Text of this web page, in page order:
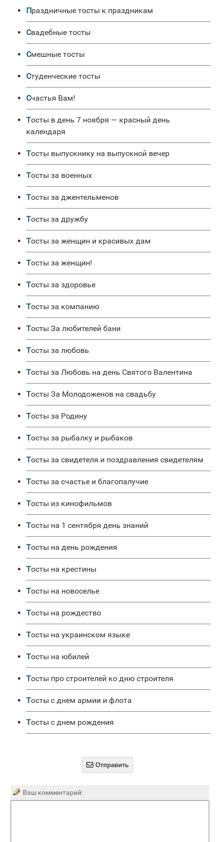
Праздничные тосты к праздникам
Свадебные тосты
Смешные тосты
Студенческие тосты
Счастья Вам!
Тосты в день 7 ноября — красный день
календаря
Тосты выпускнику на выпускной вечер
Тосты за военных
Тосты за джентельменов
Тосты за дружбу
Тосты за женщин и красивых дам
Тосты за женщин!
Тосты за здоровье
Тосты за компанию
Тосты За любителей бани
Тосты за любовь
Тосты за Любовь на день Святого Валентина
Тосты За Молодоженов на свадьбу
Тосты за Родину
Тосты за рыбалку и рыбаков
Тосты за свидетеля и поздравления свидетелям
Тосты за счастье и благопалучие
Тосты из кинофильмов
Тосты на 1 сентября день знаний
Тосты на день рождения
Тосты на крестины
Тосты на новоселье
Тосты на рождество
Тосты на украинском языке
Тосты на юбилей
Тосты про строителей ко дню строителя
Тосты с днем армии и флота
Тосты с днем рождения
 Отправить
Ваш комментарий: